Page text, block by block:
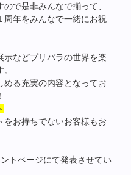
で是非みんなで揃って、
周年をみんなで一緒にお祝
などプリパラの世界を楽
める充実の内容となってお
お持ちでないお客様もお
トページにて発表させてい